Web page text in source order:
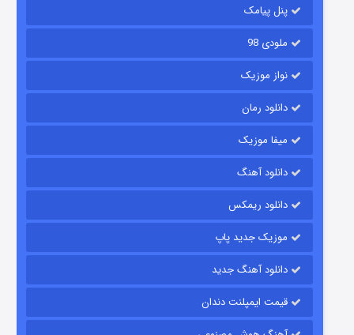
قسمت۱۵ (دوبله) منتشر شد
پنل پیامک
ملودی 98
نواز موزیک
دانلود رمان
میفا موزیک
دانلود آهنگ
دانلود ریمکس
موزیک جدید پاپ
دانلود آهنگ جدید
قیمت ایمپلنت دندان